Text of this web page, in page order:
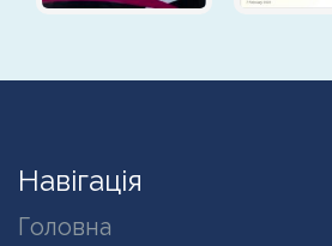
Навігація
Головна